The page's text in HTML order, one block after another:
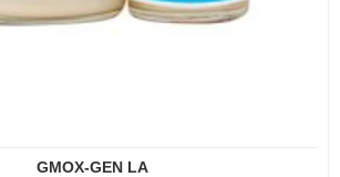
GMOX-GEN LA